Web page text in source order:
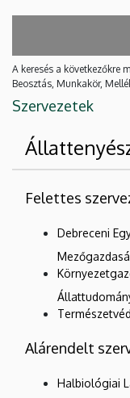
A keresés a következőkre
Beosztás, Munkakör,
Szervezetek
Felettes
Debreceni
Alárendelt
Halbiológiai